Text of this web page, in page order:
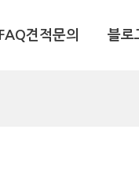
FAQ견적문의 블로